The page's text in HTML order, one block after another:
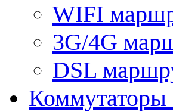
WIFI
3G/4G
DSL
Коммутаторы